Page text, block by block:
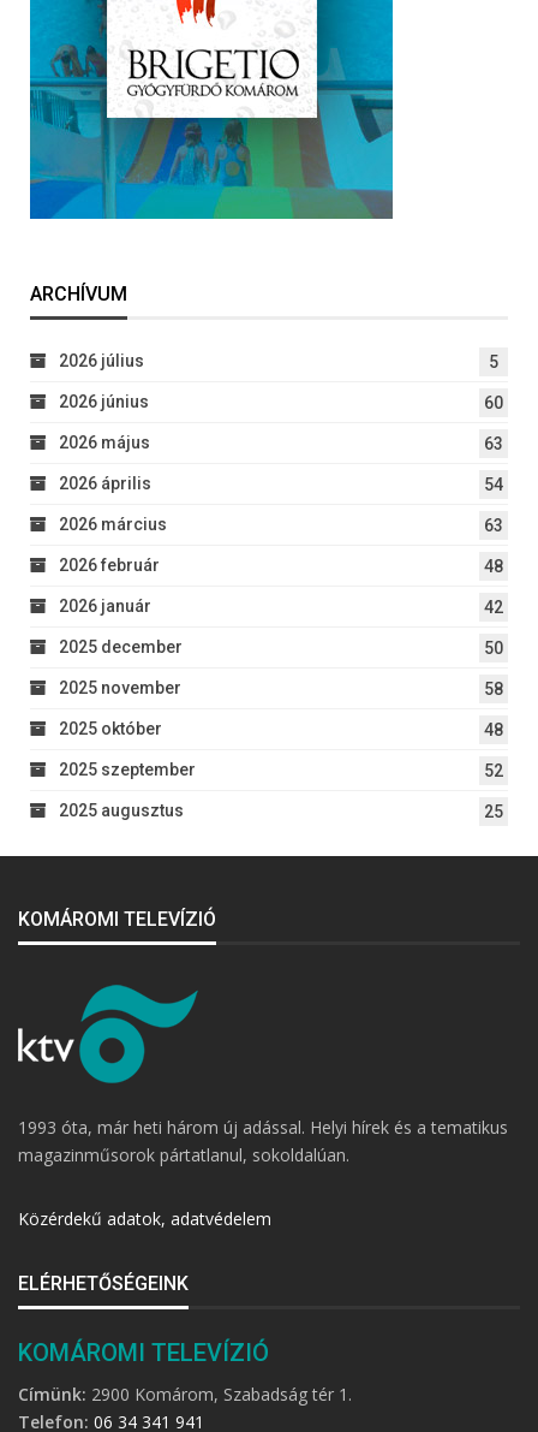
ARCHÍVUM
2026 július 5
2026 június 60
2026 május 63
2026 április 54
2026 március 63
2026 február 48
2026 január 42
2025 december 50
2025 november 58
2025 október 48
2025 szeptember 52
2025 augusztus 25
KOMÁROMI TELEVÍZIÓ
1993 óta, már heti három új adással. Helyi hírek és a tematikus
magazinműsorok pártatlanul, sokoldalúan.
Közérdekű adatok, adatvédelem
ELÉRHETŐSÉGEINK
KOMÁROMI TELEVÍZIÓ
Címünk: 2900 Komárom, Szabadság tér 1.
Telefon: 06 34 341 941